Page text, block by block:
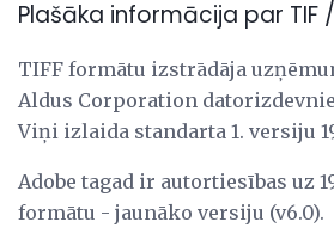
Plašāka informācija par TIF
TIFF formātu izstrādāja
Aldus Corporation
Viņi izlaida standarta 1. versiju
Adobe tagad ir autortiesības uz
formātu - jaunāko versiju (v6.0).